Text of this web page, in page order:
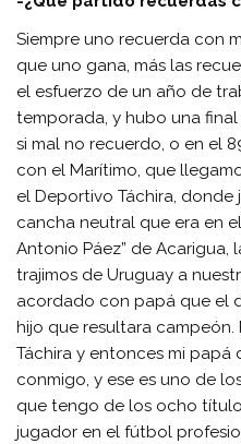
Siempre uno recuerda con
que uno gana, más las
el esfuerzo de un año de
temporada, y hubo una
si mal no recuerdo, o en el
con el Marítimo, que
el Deportivo Táchira, donde
cancha neutral que era en
Antonio Páez” de Acarigua,
trajimos de Uruguay a
acordado con papá que el
hijo que resultara
Táchira y entonces mi
conmigo, y ese es uno de
que tengo de los ocho
jugador en el fútbol